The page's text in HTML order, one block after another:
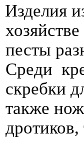
Изделия
песты
Среди
скребки
также